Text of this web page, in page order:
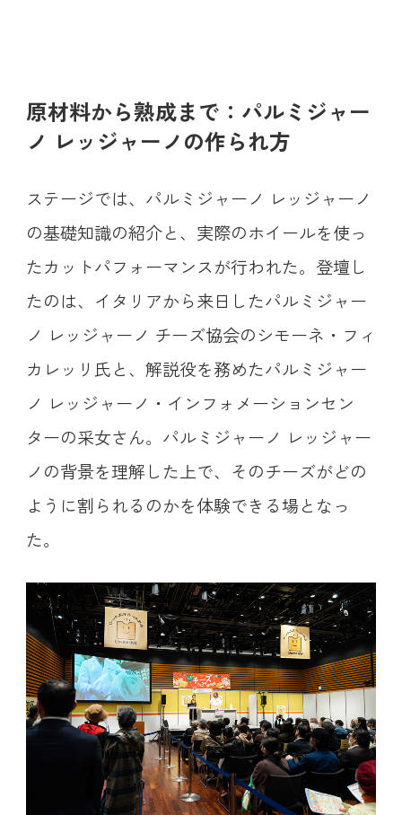
原材料から熟成まで：パルミジャー
ノ レッジャーノの作られ方
ステージでは、パルミジャーノ レッジャーノ
の基礎知識の紹介と、実際のホイールを使っ
たカットパフォーマンスが行われた。登壇し
たのは、イタリアから来日したパルミジャー
ノ レッジャーノ チーズ協会のシモーネ・フィ
カレッリ氏と、解説役を務めたパルミジャー
ノ レッジャーノ・インフォメーションセン
ターの采女さん。パルミジャーノ レッジャー
ノの背景を理解した上で、そのチーズがどの
ように割られるのかを体験できる場となっ
た。